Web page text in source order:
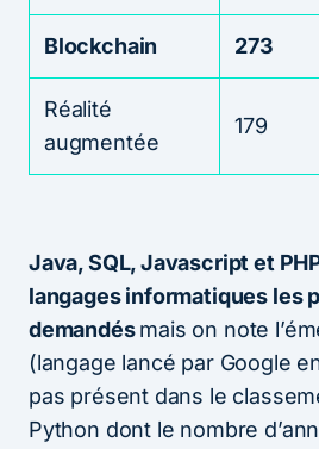
Blockchain 273
Réalité
augmentée
179
Java, SQL, Javascript et
langages informatiques les
demandésmais on note
(langage lancé par Google
pas présent dans le
Python dont le nombre